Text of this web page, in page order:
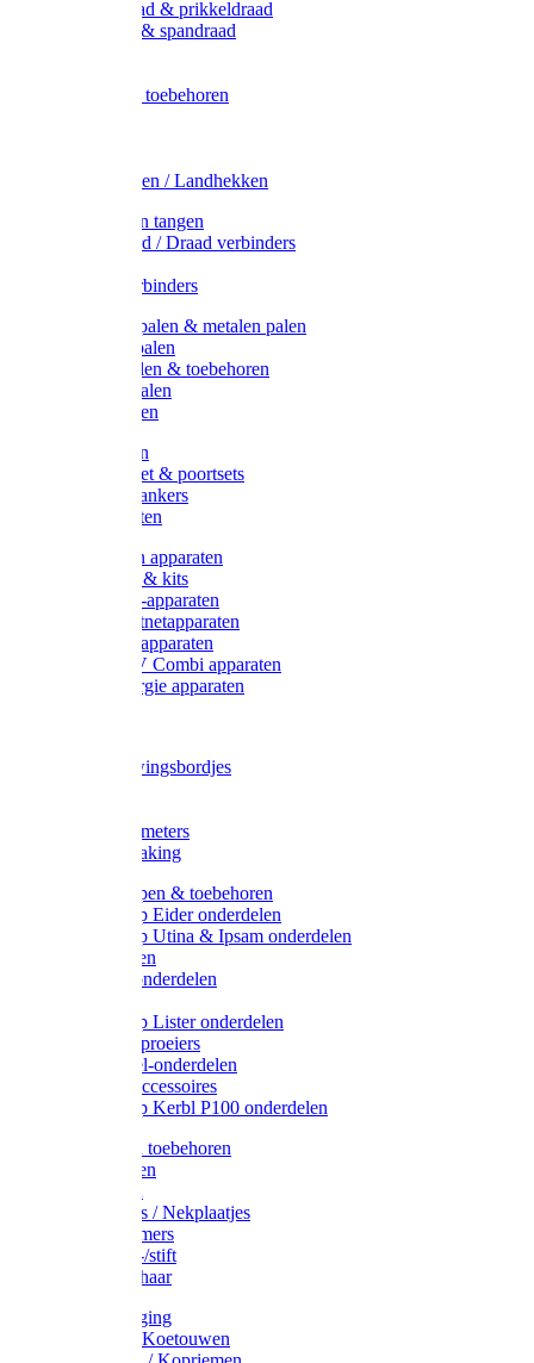
Metaal draad & prikkeldraad
Binddraad & spandraad
Afrasternet toebehoren
Weidehekken / Landhekken
Spanners en tangen
Lint / Koord / Draad verbinders
Litzclip verbinders
Recycling palen & metalen palen
Kunststof palen
T-Post t-palen & toebehoren
Glasfiber palen
Houten palen
Poortgrepen
Doorgangset & poortsets
Poortgreepankers
Weidepoorten
Onderdelen apparaten
Starter sets & kits
9V Batterij-apparaten
230V Lichtnetapparaten
12V Accu-apparaten
230V / 12V Combi apparaten
Zonne-energie apparaten
Waarschuwingsbordjes
Wegers en meters
Video bewaking
Weidepompen & toebehoren
Weidepomp Eider onderdelen
Weidepomp Utina & Ipsam onderdelen
Drinkbakken
Drinkbak onderdelen
Weidepomp Lister onderdelen
Nippels / Sproeiers
Drinknippel-onderdelen
Drinkbak accessoires
Weidepomp Kerbl P100 onderdelen
Oormerken toebehoren
Enkelbanden
Halsplaatjes / Nekplaatjes
Kokernummers
Merkspray-/stift
Veemerkschaar
Uierverzorging
Halsters & Koetouwen